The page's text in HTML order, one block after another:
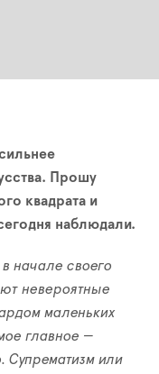
Прошу
квадрата и
наблюдали.
начале своего
невероятные
маленьких
главное —
Супрематизм или